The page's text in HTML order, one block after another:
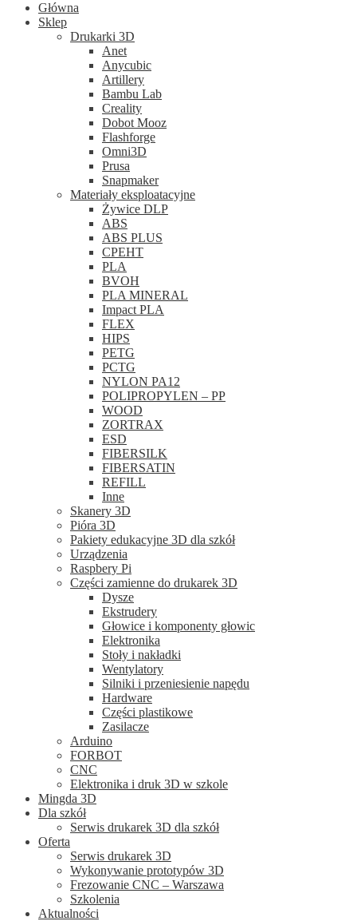
Główna
Sklep
Drukarki 3D
Anet
Anycubic
Artillery
Bambu Lab
Creality
Dobot Mooz
Flashforge
Omni3D
Prusa
Snapmaker
Materiały eksploatacyjne
Żywice DLP
ABS
ABS PLUS
CPEHT
PLA
BVOH
PLA MINERAL
Impact PLA
FLEX
HIPS
PETG
PCTG
NYLON PA12
POLIPROPYLEN – PP
WOOD
ZORTRAX
ESD
FIBERSILK
FIBERSATIN
REFILL
Inne
Skanery 3D
Pióra 3D
Pakiety edukacyjne 3D dla szkół
Urządzenia
Raspbery Pi
Części zamienne do drukarek 3D
Dysze
Ekstrudery
Głowice i komponenty głowic
Elektronika
Stoły i nakładki
Wentylatory
Silniki i przeniesienie napędu
Hardware
Części plastikowe
Zasilacze
Arduino
FORBOT
CNC
Elektronika i druk 3D w szkole
Mingda 3D
Dla szkół
Serwis drukarek 3D dla szkół
Oferta
Serwis drukarek 3D
Wykonywanie prototypów 3D
Frezowanie CNC – Warszawa
Szkolenia
Aktualności